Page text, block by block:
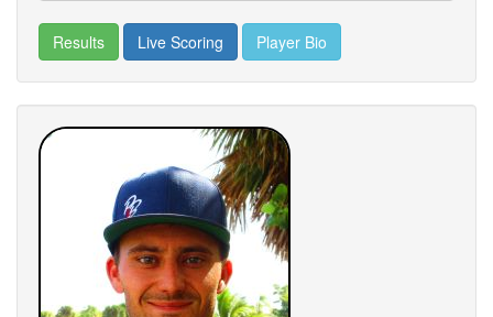
Results Live Scoring Player Bio